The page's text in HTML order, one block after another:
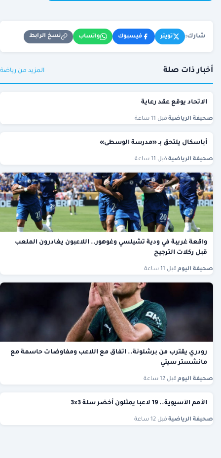
شارك: تويتر فيسبوك واتساب نسخ الرابط
أخبار ذات صلة المزيد من رياضة
الاتحاد يوقع عقد رعاية
صحيفة الرياضية قبل 11 ساعة
أباسكال يلتحق بـ «مدرسة الوسطى»
صحيفة الرياضية قبل 11 ساعة
واقعة غريبة في ودية تشيلسي وغوهور.. اللاعبون يغادرون الملعب
قبل ركلات الترجيح
صحيفة اليوم قبل 11 ساعة
رودري يقترب من برشلونة.. اتفاق مع اللاعب ومفاوضات حاسمة مع
مانشستر سيتي
صحيفة اليوم قبل 12 ساعة
الأمم الآسيوية.. 19 لاعبا يمثلون أخضر سلة 3x3
صحيفة الرياضية قبل 12 ساعة